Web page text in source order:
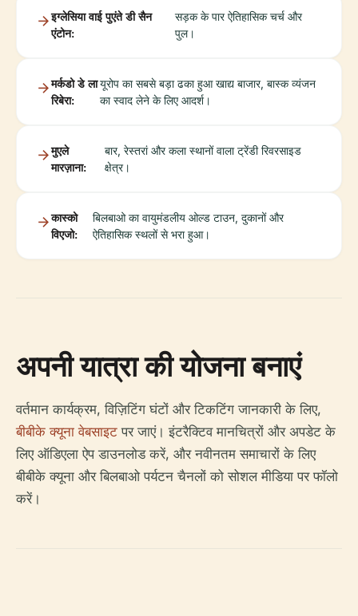
इग्लेसिया वाई पुएंते डी सैन
एंटोन:
सड़क के पार ऐतिहासिक चर्च और
पुल।
मर्कडो डे ला
रिबेरा:
यूरोप का सबसे बड़ा ढका हुआ खाद्य बाजार, बास्क व्यंजन
का स्वाद लेने के लिए आदर्श।
मुएले
मारज़ाना:
बार, रेस्तरां और कला स्थानों वाला ट्रेंडी रिवरसाइड
क्षेत्र।
कास्को
विएजो:
बिलबाओ का वायुमंडलीय ओल्ड टाउन, दुकानों और
ऐतिहासिक स्थलों से भरा हुआ।
अपनी यात्रा की योजना बनाएं
वर्तमान कार्यक्रम, विज़िटिंग घंटों और टिकटिंग जानकारी के लिए,
बीबीके क्यूना वेबसाइट पर जाएं। इंटरैक्टिव मानचित्रों और अपडेट के
लिए ऑडिएला ऐप डाउनलोड करें, और नवीनतम समाचारों के लिए
बीबीके क्यूना और बिलबाओ पर्यटन चैनलों को सोशल मीडिया पर फॉलो
करें।